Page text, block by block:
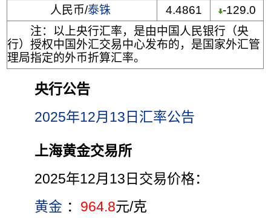
人民币/泰铢 4.4861
-129.0
注：以上央行汇率，是由中国人民银行（央
行）授权中国外汇交易中心发布的，是国家外汇管
理局指定的外币折算汇率。
央行公告
2025年12月13日汇率公告
上海黄金交易所
2025年12月13日交易价格：
黄金 ： 964.8元/克